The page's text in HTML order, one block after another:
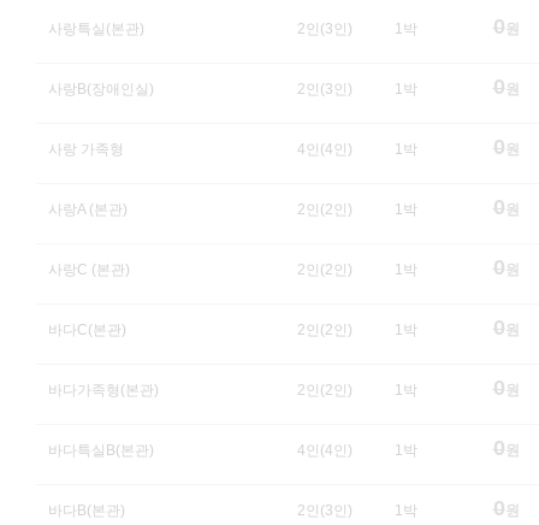
사랑특실(본관) 2인(3인) 1박 0원
사랑B(장애인실) 2인(3인) 1박 0원
사랑 가족형 4인(4인) 1박 0원
사랑A (본관) 2인(2인) 1박 0원
사랑C (본관) 2인(2인) 1박 0원
바다C(본관) 2인(2인) 1박 0원
바다가족형(본관) 2인(2인) 1박 0원
바다특실B(본관) 4인(4인) 1박 0원
바다B(본관) 2인(3인) 1박 0원